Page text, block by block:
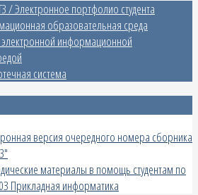
/ Электронное портфолио студента
образовательная среда
электронной информационной
система
версия очередного номера сборника
материалы в помощь студентам по
Прикладная информатика